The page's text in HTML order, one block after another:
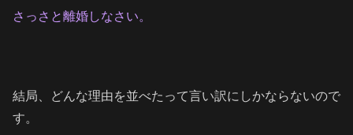
さっさと離婚しなさい。
結局、どんな理由を並べたって言い訳にしかならないので
す。